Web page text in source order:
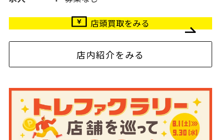
店頭買取をみる
店内紹介をみる